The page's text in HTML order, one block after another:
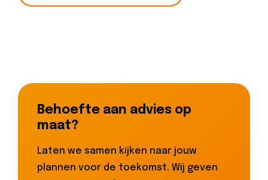
Behoefte aan advies op
maat?
Laten we samen kijken naar jouw
plannen voor de toekomst. Wij geven